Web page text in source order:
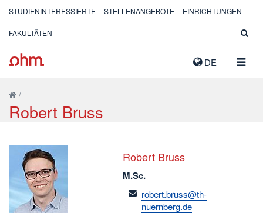
DE
STUDIENINTERESSIERTE STELLENANGEBOTE EINRICHTUNGEN
FAKULTÄTEN
/
Robert Bruss
Robert Bruss
M.Sc.
email
robert.bruss@th-
nuernberg.de